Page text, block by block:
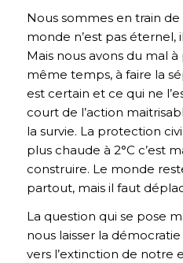
Nous sommes en train
monde n’est pas éternel,
Mais nous avons du mal
même temps, à faire la
est certain et ce qui ne
court de l’action
la survie. La protection
plus chaude à 2°C c’est
construire. Le monde
partout, mais il faut
La question qui se pose
nous laisser la
vers l’extinction de notre